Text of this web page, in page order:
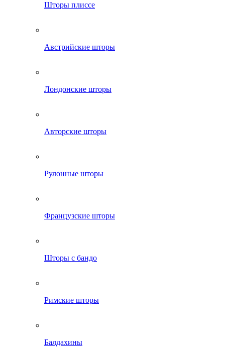
Шторы плиссе
Австрийские шторы
Лондонские шторы
Авторские шторы
Рулонные шторы
Французские шторы
Шторы с бандо
Римские шторы
Балдахины